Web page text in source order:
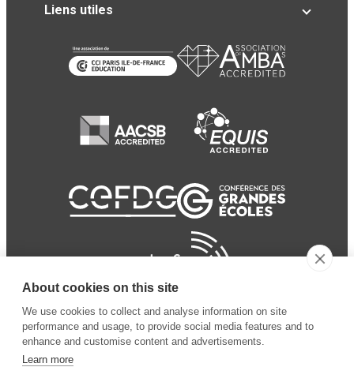
Liens utiles
About cookies on this site
We use cookies to collect and analyse information on site
performance and usage, to provide social media features and to
enhance and customise content and advertisements.
Learn more